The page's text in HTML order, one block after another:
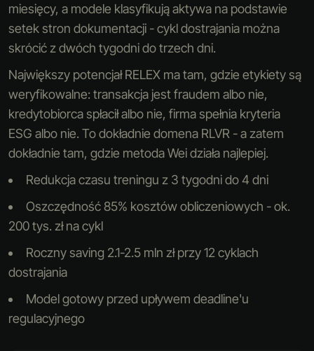
miesięcy, a modele klasyfikują aktywa na podstawie
setek stron dokumentacji - cykl dostrajania można
skrócić z dwóch tygodni do trzech dni.
Największy potencjał RELEX ma tam, gdzie etykiety są
weryfikowalne: transakcja jest fraudem albo nie,
kredytobiorca spłacił albo nie, firma spełnia kryteria
ESG albo nie. To dokładnie domena RLVR - a zatem
dokładnie tam, gdzie metoda Wei działa najlepiej.
Redukcja czasu treningu z 3 tygodni do 4 dni
Oszczędność 85% kosztów obliczeniowych - ok.
200 tys. zł na cykl
Roczny saving 2.1-2.5 mln zł przy 12 cyklach
dostrajania
Model gotowy przed upływem deadline'u
regulacyjnego